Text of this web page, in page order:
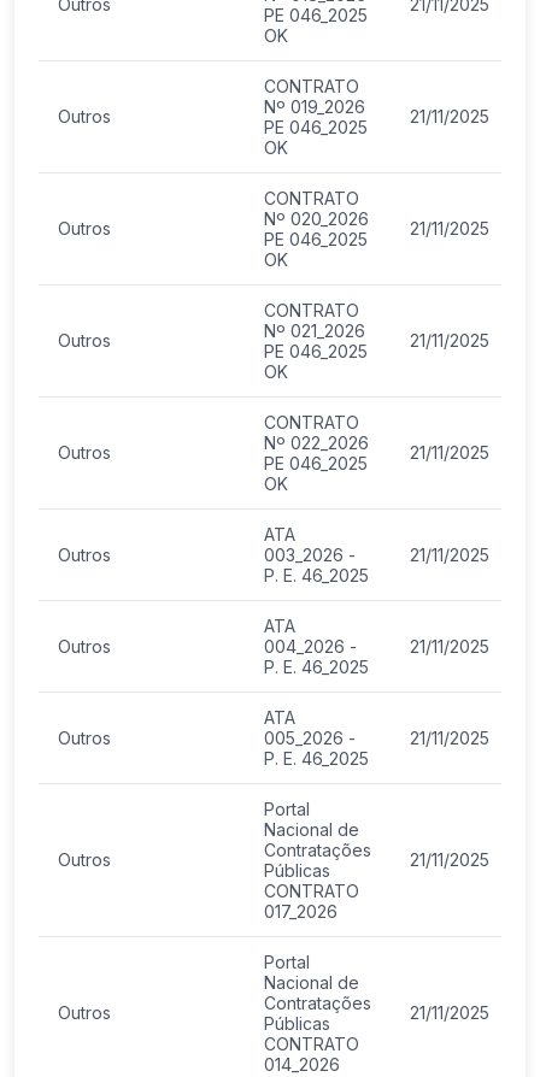
Outros
PE 046_2025
OK
21/11/2025
Outros
CONTRATO
Nº 019_2026
PE 046_2025
OK
21/11/2025
Outros
CONTRATO
Nº 020_2026
PE 046_2025
OK
21/11/2025
Outros
CONTRATO
Nº 021_2026
PE 046_2025
OK
21/11/2025
Outros
CONTRATO
Nº 022_2026
PE 046_2025
OK
21/11/2025
Outros
ATA
003_2026 -
P. E. 46_2025
21/11/2025
Outros
ATA
004_2026 -
P. E. 46_2025
21/11/2025
Outros
ATA
005_2026 -
P. E. 46_2025
21/11/2025
Outros
Portal
Nacional de
Contratações
Públicas
CONTRATO
017_2026
21/11/2025
Outros
Portal
Nacional de
Contratações
Públicas
CONTRATO
014_2026
21/11/2025